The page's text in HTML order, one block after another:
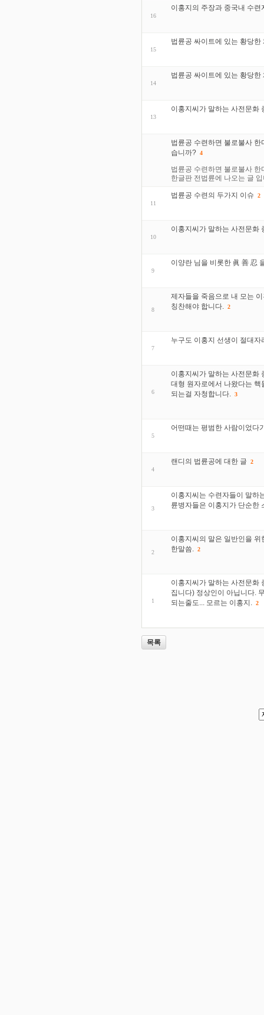
16
이홍지의 주장과 중국내 수
15
법륜공 싸이트에 있는 황당한
14
법륜공 싸이트에 있는 황당한
13
이홍지씨가 말하는 사전문화
법륜공 수련하면 불로불사
습니까? 4
법륜공 수련하면 불로불사
한글판 전법륜에 나오는 글
11
법륜공 수련의 두가지 이슈 2
10
이홍지씨가 말하는 사전문화
9
이양란 님을 비롯한 眞 善 忍
8
제자들을 죽음으로 내 모는
칭찬해야 합니다.
2
7
누구도 이홍지 선생이 절대
6
이홍지씨가 말하는 사전문화
대형 원자로에서 나왔다는
되는걸 자청합니다.
3
5
어떤때는 평범한 사람이었다
4
랜디의 법륜공에 대한 글 2
3
이홍지씨는 수련자들이 말하
륜병자들은 이홍지가 단순한
2
이홍지씨의 말은 일반인을
한말씀.
2
1
이홍지씨가 말하는 사전문화
집니다) 정상인이 아닙니다.
되는줄도... 모르는 이홍지.
2
목록